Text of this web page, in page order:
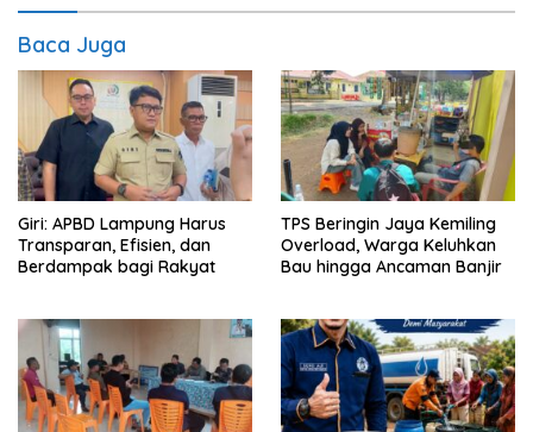
Baca Juga
Giri: APBD Lampung Harus
Transparan, Efisien, dan
Berdampak bagi Rakyat
TPS Beringin Jaya Kemiling
Overload, Warga Keluhkan
Bau hingga Ancaman Banjir